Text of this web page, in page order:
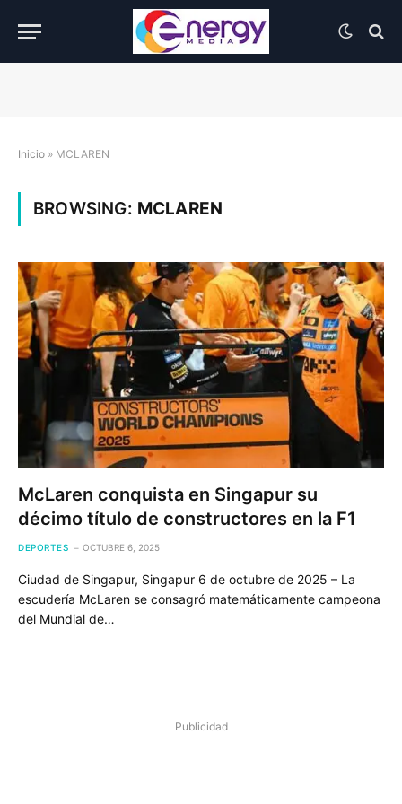
Inicio » MCLAREN
BROWSING: MCLAREN
McLaren conquista en Singapur su
décimo título de constructores en la F1
DEPORTES OCTUBRE 6, 2025
Ciudad de Singapur, Singapur 6 de octubre de 2025 – La
escudería McLaren se consagró matemáticamente campeona
del Mundial de…
Publicidad